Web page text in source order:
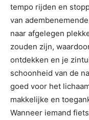
tempo rijden en
van
naar afgelegen
zouden zijn,
ontdekken en je
schoonheid van de
goed voor het
makkelijke en
Wanneer iemand